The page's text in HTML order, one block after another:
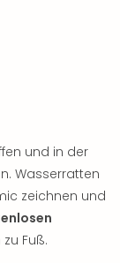
und in der
Wasserratten
zeichnen und
Fuß.